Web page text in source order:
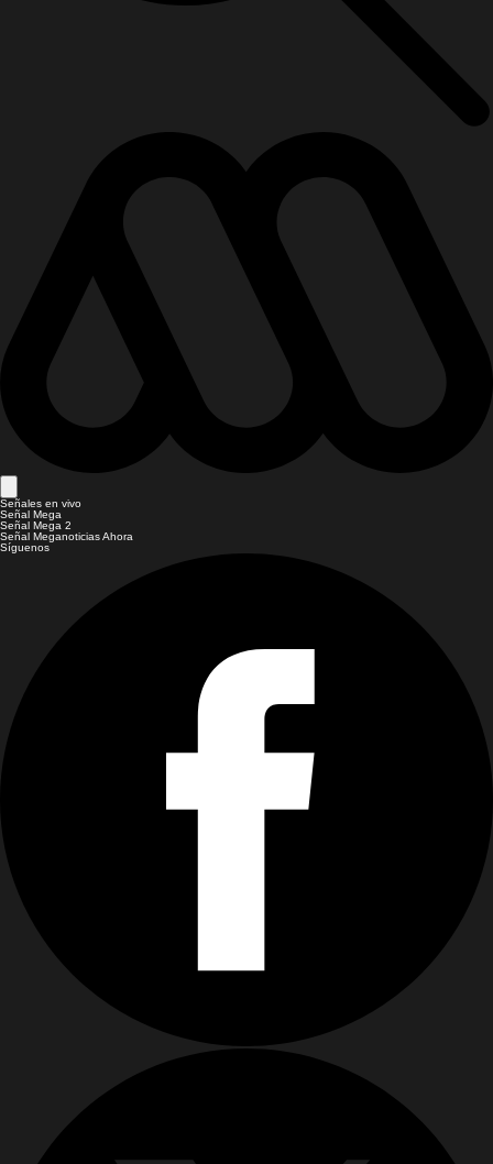
Señales en vivo
Señal Mega
Señal Mega 2
Señal Meganoticias Ahora
Síguenos